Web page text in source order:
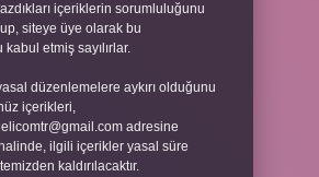
içeriklerin sorumluluğunu
siteye üye olarak bu
etmiş sayılırlar.
düzenlemelere aykırı olduğunu
içerikleri,
adresine
ilgili içerikler yasal süre
kaldırılacaktır.